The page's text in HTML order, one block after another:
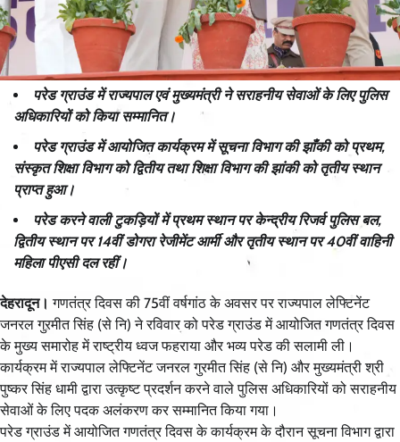
परेड ग्राउंड में राज्यपाल एवं मुख्यमंत्री ने सराहनीय सेवाओं के लिए पुलिस
अधिकारियों को किया सम्मानित।
परेड ग्राउंड में आयोजित कार्यक्रम में सूचना विभाग की झाँकी को प्रथम,
संस्कृत शिक्षा विभाग को द्वितीय तथा शिक्षा विभाग की झांकी को तृतीय स्थान
प्राप्त हुआ।
परेड करने वाली टुकड़ियों में प्रथम स्थान पर केन्द्रीय रिजर्व पुलिस बल,
द्वितीय स्थान पर 14वीं डोगरा रेजीमेंट आर्मी और तृतीय स्थान पर 40वीं वाहिनी
महिला पीएसी दल रहीं।
देहरादून। गणतंत्र दिवस की 75वीं वर्षगांठ के अवसर पर राज्यपाल लेफ्टिनेंट
जनरल गुरमीत सिंह (से नि) ने रविवार को परेड ग्राउंड में आयोजित गणतंत्र दिवस
के मुख्य समारोह में राष्ट्रीय ध्वज फहराया और भव्य परेड की सलामी ली।
कार्यक्रम में राज्यपाल लेफ्टिनेंट जनरल गुरमीत सिंह (से नि) और मुख्यमंत्री श्री
पुष्कर सिंह धामी द्वारा उत्कृष्ट प्रदर्शन करने वाले पुलिस अधिकारियों को सराहनीय
सेवाओं के लिए पदक अलंकरण कर सम्मानित किया गया।
परेड ग्राउंड में आयोजित गणतंत्र दिवस के कार्यक्रम के दौरान सूचना विभाग द्वारा